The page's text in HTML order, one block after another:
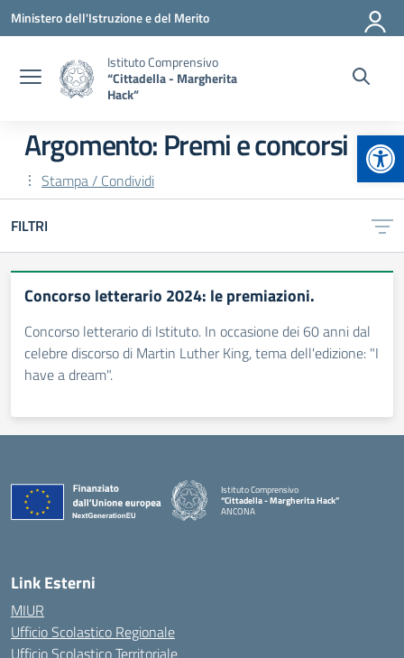
Vai ai contenuti
Vai al menu di navigazione
Vai al footer
Ministero dell'Istruzione e del Merito
Istituto Comprensivo
“Cittadella - Margherita
Hack”
Argomento: Premi e concorsi
Stampa / Condividi
FILTRI
Concorso letterario 2024: le premiazioni.
Concorso letterario di Istituto. In occasione dei 60 anni dal
celebre discorso di Martin Luther King, tema dell'edizione: "I
have a dream".
Istituto Comprensivo
“Cittadella - Margherita Hack”
ANCONA
Link Esterni
MIUR
Ufficio Scolastico Regionale
Ufficio Scolastico Territoriale